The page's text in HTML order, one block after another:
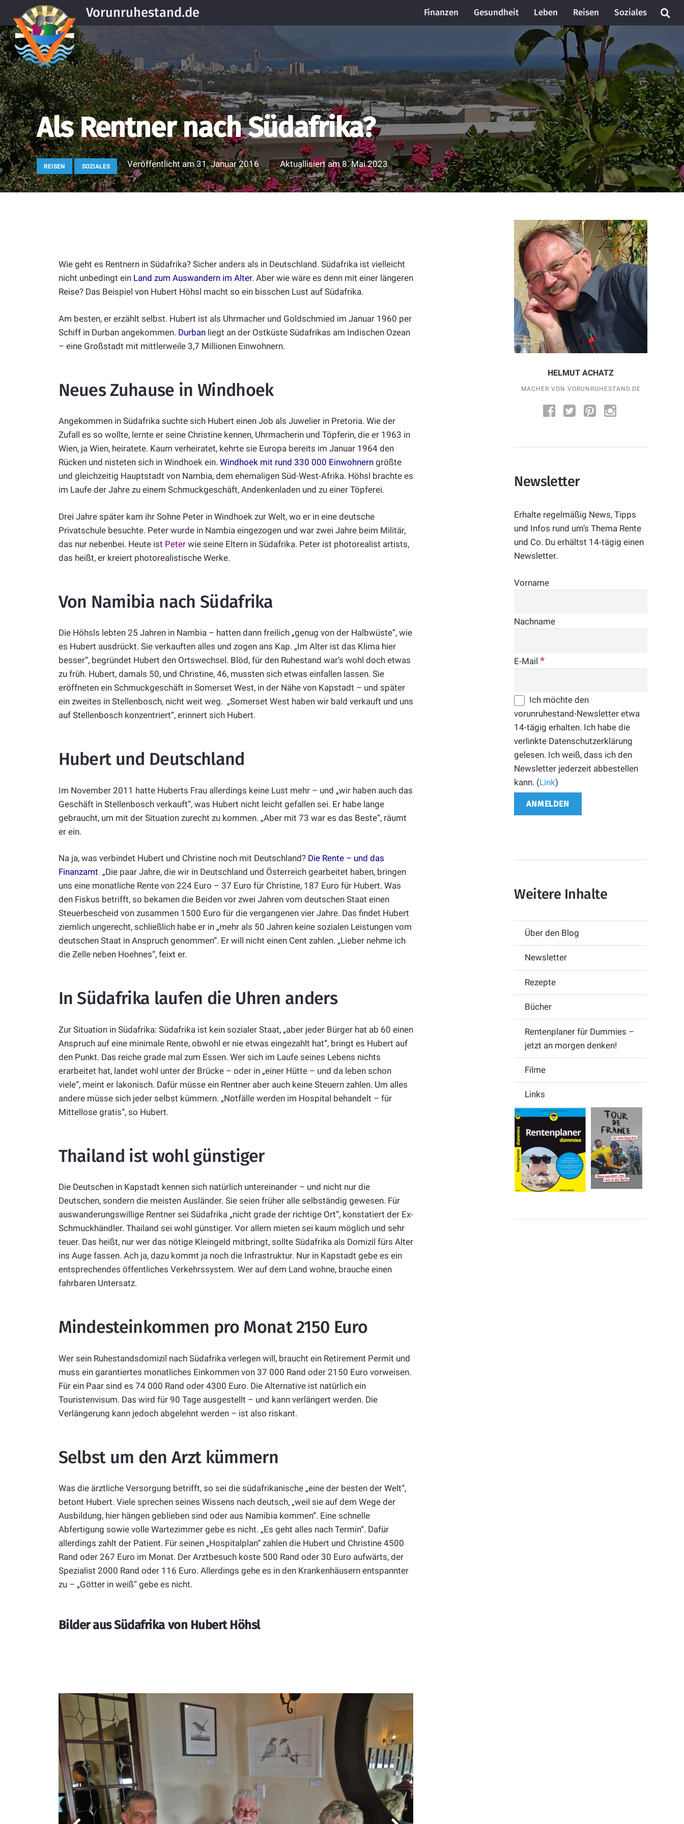
Vorunruhestand.de Finanzen Gesundheit Leben Reisen Soziales
Als Rentner nach Südafrika?
REISEN SOZIALES Veröffentlicht am31. Januar 2016 Aktuallisiert am 8. Mai 2023
Wie geht es Rentnern in Südafrika? Sicher anders als in Deutschland. Südafrika ist vielleicht
nicht unbedingt ein Land zum Auswandern im Alter. Aber wie wäre es denn mit einer längeren
Reise? Das Beispiel von Hubert Höhsl macht so ein bisschen Lust auf Südafrika.
Am besten, er erzählt selbst. Hubert ist als Uhrmacher und Goldschmied im Januar 1960 per
Schiff in Durban angekommen. Durban liegt an der Ostküste Südafrikas am Indischen Ozean
– eine Großstadt mit mittlerweile 3,7 Millionen Einwohnern.
Neues Zuhause in Windhoek
Angekommen in Südafrika suchte sich Hubert einen Job als Juwelier in Pretoria. Wie der
Zufall es so wollte, lernte er seine Christine kennen, Uhrmacherin und Töpferin, die er 1963 in
Wien, ja Wien, heiratete. Kaum verheiratet, kehrte sie Europa bereits im Januar 1964 den
Rücken und nisteten sich in Windhoek ein. Windhoek mit rund 330 000 Einwohnerngrößte
und gleichzeitig Hauptstadt von Nambia, dem ehemaligen Süd-West-Afrika. Höhsl brachte es
im Laufe der Jahre zu einem Schmuckgeschäft, Andenkenladen und zu einer Töpferei.
Drei Jahre später kam ihr Sohne Peter in Windhoek zur Welt, wo er in eine deutsche
Privatschule besuchte. Peter wurde in Nambia eingezogen und war zwei Jahre beim Militär,
das nur nebenbei. Heute ist Peterwie seine Eltern in Südafrika. Peter ist photorealist artists,
das heißt, er kreiert photorealistische Werke.
Von Namibia nach Südafrika
Die Höhsls lebten 25 Jahren in Nambia – hatten dann freilich „genug von der Halbwüste“, wie
es Hubert ausdrückt. Sie verkauften alles und zogen ans Kap. „Im Alter ist das Klima hier
besser“, begründet Hubert den Ortswechsel. Blöd, für den Ruhestand war’s wohl doch etwas
zu früh. Hubert, damals 50, und Christine, 46, mussten sich etwas einfallen lassen. Sie
eröffneten ein Schmuckgeschäft in Somerset West, in der Nähe von Kapstadt – und später
ein zweites in Stellenbosch, nicht weit weg. „Somerset West haben wir bald verkauft und uns
auf Stellenbosch konzentriert“, erinnert sich Hubert.
Hubert und Deutschland
Im November 2011 hatte Huberts Frau allerdings keine Lust mehr – und „wir haben auch das
Geschäft in Stellenbosch verkauft“, was Hubert nicht leicht gefallen sei. Er habe lange
gebraucht, um mit der Situation zurecht zu kommen. „Aber mit 73 war es das Beste“, räumt
er ein.
Na ja, was verbindet Hubert und Christine noch mit Deutschland? Die Rente – und das
Finanzamt. „Die paar Jahre, die wir in Deutschland und Österreich gearbeitet haben, bringen
uns eine monatliche Rente von 224 Euro – 37 Euro für Christine, 187 Euro für Hubert. Was
den Fiskus betrifft, so bekamen die Beiden vor zwei Jahren vom deutschen Staat einen
Steuerbescheid von zusammen 1500 Euro für die vergangenen vier Jahre. Das findet Hubert
ziemlich ungerecht, schließlich habe er in „mehr als 50 Jahren keine sozialen Leistungen vom
deutschen Staat in Anspruch genommen“. Er will nicht einen Cent zahlen. „Lieber nehme ich
die Zelle neben Hoehnes“, feixt er.
In Südafrika laufen die Uhren anders
Zur Situation in Südafrika: Südafrika ist kein sozialer Staat, „aber jeder Bürger hat ab 60 einen
Anspruch auf eine minimale Rente, obwohl er nie etwas eingezahlt hat“, bringt es Hubert auf
den Punkt. Das reiche grade mal zum Essen. Wer sich im Laufe seines Lebens nichts
erarbeitet hat, landet wohl unter der Brücke – oder in „einer Hütte – und da leben schon
viele“, meint er lakonisch. Dafür müsse ein Rentner aber auch keine Steuern zahlen. Um alles
andere müsse sich jeder selbst kümmern. „Notfälle werden im Hospital behandelt – für
Mittellose gratis“, so Hubert.
Thailand ist wohl günstiger
Die Deutschen in Kapstadt kennen sich natürlich untereinander – und nicht nur die
Deutschen, sondern die meisten Ausländer. Sie seien früher alle selbständig gewesen. Für
auswanderungswillige Rentner sei Südafrika „nicht grade der richtige Ort“, konstatiert der Ex-
Schmuckhändler. Thailand sei wohl günstiger. Vor allem mieten sei kaum möglich und sehr
teuer. Das heißt, nur wer das nötige Kleingeld mitbringt, sollte Südafrika als Domizil fürs Alter
ins Auge fassen. Ach ja, dazu kommt ja noch die Infrastruktur. Nur in Kapstadt gebe es ein
entsprechendes öffentliches Verkehrssystem. Wer auf dem Land wohne, brauche einen
fahrbaren Untersatz.
Mindesteinkommen pro Monat 2150 Euro
Wer sein Ruhestandsdomizil nach Südafrika verlegen will, braucht ein Retirement Permit und
muss ein garantiertes monatliches Einkommen von 37 000 Rand oder 2150 Euro vorweisen.
Für ein Paar sind es 74 000 Rand oder 4300 Euro. Die Alternative ist natürlich ein
Touristenvisum. Das wird für 90 Tage ausgestellt – und kann verlängert werden. Die
Verlängerung kann jedoch abgelehnt werden – ist also riskant.
Selbst um den Arzt kümmern
Was die ärztliche Versorgung betrifft, so sei die südafrikanische „eine der besten der Welt“,
betont Hubert. Viele sprechen seines Wissens nach deutsch, „weil sie auf dem Wege der
Ausbildung, hier hängen geblieben sind oder aus Namibia kommen“. Eine schnelle
Abfertigung sowie volle Wartezimmer gebe es nicht. „Es geht alles nach Termin“. Dafür
allerdings zahlt der Patient. Für seinen „Hospitalplan“ zahlen die Hubert und Christine 4500
Rand oder 267 Euro im Monat. Der Arztbesuch koste 500 Rand oder 30 Euro aufwärts, der
Spezialist 2000 Rand oder 116 Euro. Allerdings gehe es in den Krankenhäusern entspannter
zu – „Götter in weiß“ gebe es nicht.
Bilder aus Südafrika von Hubert Höhsl
HELMUT ACHATZ
MACHER VON VORUNRUHESTAND.DE
Newsletter
Erhalte regelmäßig News, Tipps
und Infos rund um’s Thema Rente
und Co. Du erhältst 14-tägig einen
Newsletter.
Vorname
Nachname
E-Mail*
Ich möchte den
vorunruhestand-Newsletter etwa
14-tägig erhalten. Ich habe die
verlinkte Datenschutzerklärung
gelesen. Ich weiß, dass ich den
Newsletter jederzeit abbestellen
kann. (Link)
Weitere Inhalte
Über den Blog
Newsletter
Rezepte
Bücher
Rentenplaner für Dummies –
jetzt an morgen denken!
Filme
Links